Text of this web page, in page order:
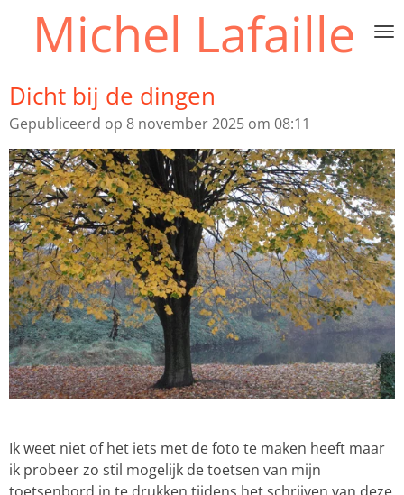
direct
hoofdinhoud
Michel Lafaille
Dicht bij de dingen
Gepubliceerd op 8 november 2025 om 08:11
Ik weet niet of het iets met de foto te maken heeft maar
ik probeer zo stil mogelijk de toetsen van mijn